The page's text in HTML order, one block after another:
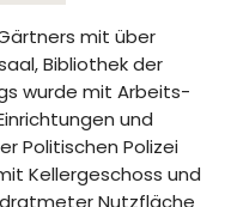
mit über
Bibliothek der
wurde mit Arbeits-
und
Politischen Polizei
Kellergeschoss und
Nutzfläche